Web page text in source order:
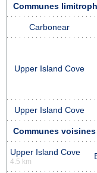
Communes
Carbonear
Upper Island Cove
Upper Island Cove
Communes
Upper Island Cove
4.5 km